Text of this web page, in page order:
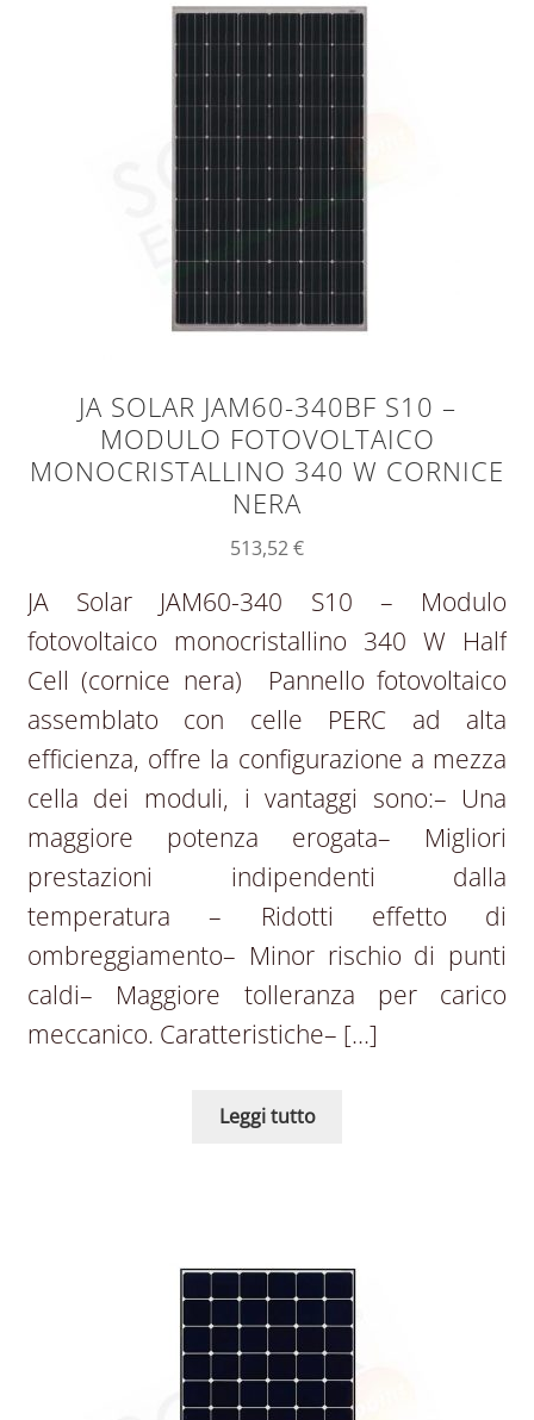
JA SOLAR JAM60-340BF S10 –
MODULO FOTOVOLTAICO
MONOCRISTALLINO 340 W CORNICE
NERA
513,52€
JA Solar JAM60-340 S10 – Modulo
fotovoltaico monocristallino 340 W Half
Cell (cornice nera) Pannello fotovoltaico
assemblato con celle PERC ad alta
efficienza, offre la configurazione a mezza
cella dei moduli, i vantaggi sono:– Una
maggiore potenza erogata– Migliori
prestazioni indipendenti dalla
temperatura – Ridotti effetto di
ombreggiamento– Minor rischio di punti
caldi– Maggiore tolleranza per carico
meccanico. Caratteristiche– […]
Leggi tutto